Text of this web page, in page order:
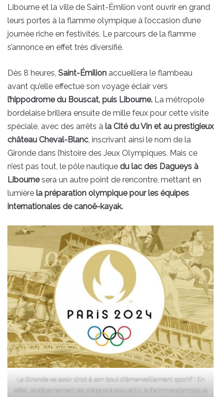
Libourne et la ville de Saint-Émilion vont ouvrir en grand
leurs portes à la flamme olympique à l’occasion d’une
journée riche en festivités. Le parcours de la flamme
s’annonce en effet très diversifié.
Dès 8 heures, Saint-Émilion accueillera le flambeau
avant qu’elle effectue son voyage éclair vers
l’hippodrome du Bouscat, puis Libourne. La métropole
bordelaise brillera ensuite de mille feux pour cette visite
spéciale, avec des arrêts à la Cité du Vin et au prestigieux
château Cheval-Blanc, inscrivant ainsi le nom de la
Gironde dans l’histoire des Jeux Olympiques. Mais ce
n’est pas tout, le pôle nautique du lac des Dagueys à
Libournesera un autre point de rencontre, mettant en
lumière la préparation olympique pour les équipes
internationales de canoë-kayak.
La Gironde va avoir droit à son bout d’émerveillement sportif ! En
effet, le département se prépare à accueillir la flamme olympique